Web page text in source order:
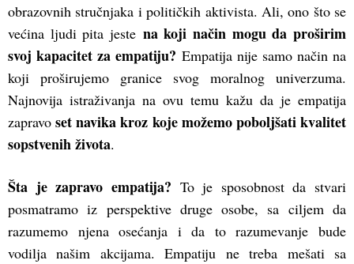
obrazovnih stručnjaka i političkih aktivista. Ali, ono što se
većina ljudi pita jeste na koji način mogu da proširim
svoj kapacitet za empatiju? Empatija nije samo način na
koji proširujemo granice svog moralnog univerzuma.
Najnovija istraživanja na ovu temu kažu da je empatija
zapravoset navika kroz koje možemo poboljšati kvalitet
sopstvenih života.
Šta je zapravo empatija? To je sposobnost da stvari
posmatramo iz perspektive druge osobe, sa ciljem da
razumemo njena osećanja i da to razumevanje bude
vodilja našim akcijama. Empatiju ne treba mešati sa